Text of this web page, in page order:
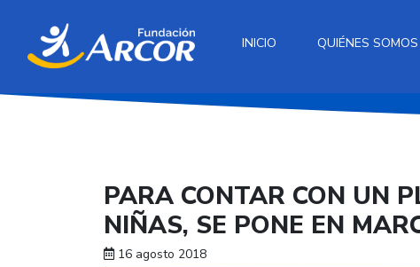
INICIO QUIÉNES SOMOS
PARA CONTAR CON UN
NIÑAS, SE PONE EN
16 agosto 2018